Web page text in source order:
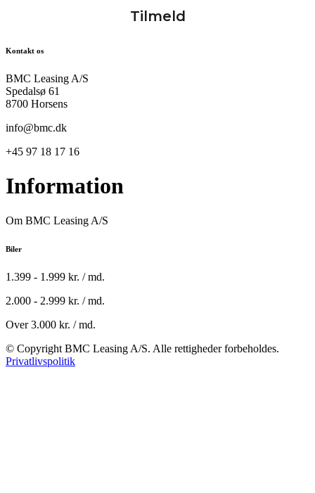
Kontakt os
BMC Leasing A/S
Spedalsø 61
8700 Horsens
info@bmc.dk
+45 97 18 17 16
Information
Om BMC Leasing A/S
Biler
1.399 - 1.999 kr. / md.
2.000 - 2.999 kr. / md.
Over 3.000 kr. / md.
© Copyright BMC Leasing A/S. Alle rettigheder forbeholdes.
Privatlivspolitik